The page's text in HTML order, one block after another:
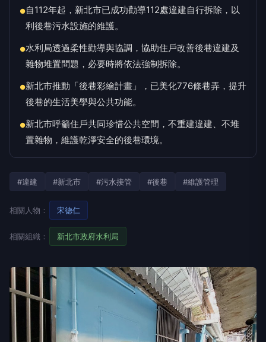
●自112年起，新北市已成功勸導112處違建自行拆除，以
利後巷污水設施的維護。
●水利局透過柔性勸導與協調，協助住戶改善後巷違建及
雜物堆置問題，必要時將依法強制拆除。
●新北市推動「後巷彩繪計畫」，已美化776條巷弄，提升
後巷的生活美學與公共功能。
●新北市呼籲住戶共同珍惜公共空間，不重建違建、不堆
置雜物，維護乾淨安全的後巷環境。
#違建 #新北市 #污水接管 #後巷 #維護管理
相關人物： 宋德仁
相關組織： 新北市政府水利局